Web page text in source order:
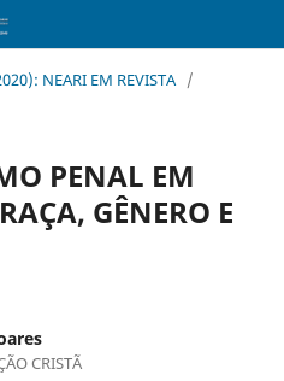
NEARI EM REVISTA /
PENAL EM
GÊNERO E
CRISTÃ